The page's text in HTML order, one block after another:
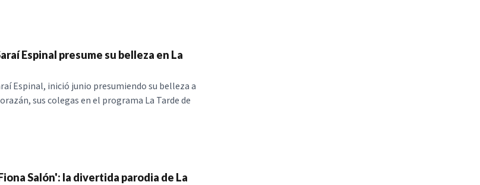
Espinal presume su belleza en La
Espinal, inició junio presumiendo su belleza a
sus colegas en el programa La Tarde de
Salón': la divertida parodia de La